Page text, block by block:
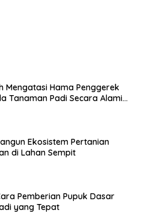
Mengatasi Hama Penggerek
Tanaman Padi Secara Alami
Ekosistem Pertanian
di Lahan Sempit
Pemberian Pupuk Dasar
yang Tepat